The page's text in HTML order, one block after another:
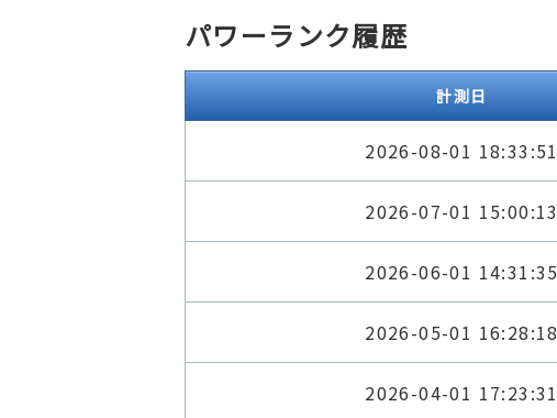
パワーランク履歴
計測日
2026-08-01 18:33:51
2026-07-01 15:00:13
2026-06-01 14:31:35
2026-05-01 16:28:18
2026-04-01 17:23:31